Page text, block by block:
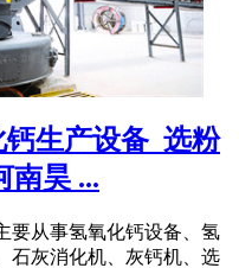
生产设备_选粉
南昊 ...
要从事氢氧化钙设备、氢
石灰消化机、灰钙机、选